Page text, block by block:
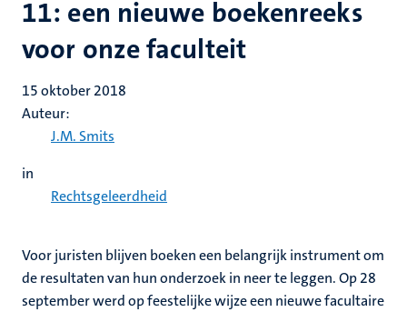
11: een nieuwe boekenreeks
voor onze faculteit
15 oktober 2018
Auteur:
J.M. Smits
in
Rechtsgeleerdheid
Voor juristen blijven boeken een belangrijk instrument om
de resultaten van hun onderzoek in neer te leggen. Op 28
september werd op feestelijke wijze een nieuwe facultaire